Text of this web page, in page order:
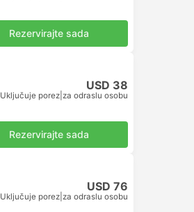
Rezervirajte sada
USD 38
Uključuje porez za odraslu osobu
Rezervirajte sada
USD 76
Uključuje porez za odraslu osobu